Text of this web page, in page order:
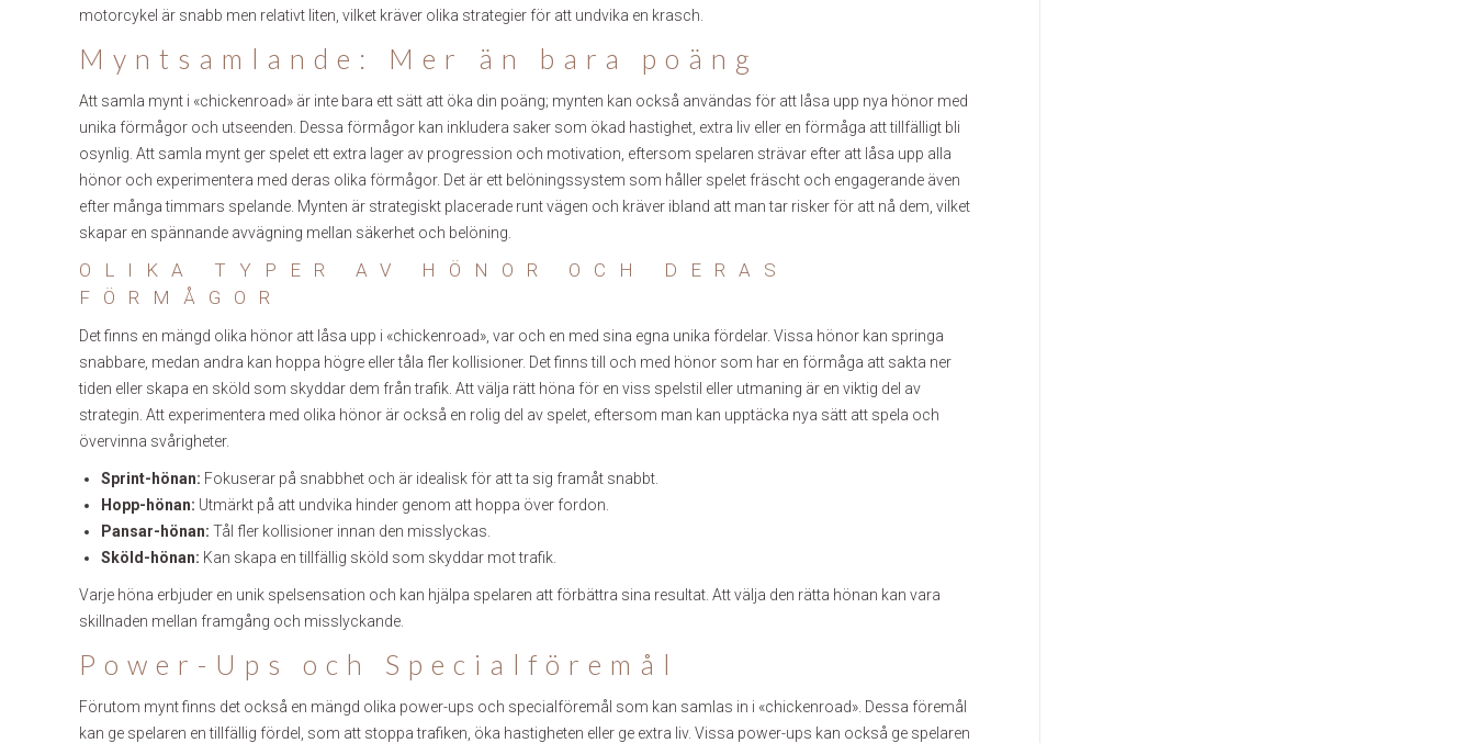
motorcykel är snabb men relativt liten, vilket kräver olika strategier för att undvika en krasch.
Myntsamlande: Mer än bara poäng
Att samla mynt i «chickenroad» är inte bara ett sätt att öka din poäng; mynten kan också användas för att låsa upp nya hönor med
unika förmågor och utseenden. Dessa förmågor kan inkludera saker som ökad hastighet, extra liv eller en förmåga att tillfälligt bli
osynlig. Att samla mynt ger spelet ett extra lager av progression och motivation, eftersom spelaren strävar efter att låsa upp alla
hönor och experimentera med deras olika förmågor. Det är ett belöningssystem som håller spelet fräscht och engagerande även
efter många timmars spelande. Mynten är strategiskt placerade runt vägen och kräver ibland att man tar risker för att nå dem, vilket
skapar en spännande avvägning mellan säkerhet och belöning.
OLIKA TYPER AV HÖNOR OCH DERAS
FÖRMÅGOR
Det finns en mängd olika hönor att låsa upp i «chickenroad», var och en med sina egna unika fördelar. Vissa hönor kan springa
snabbare, medan andra kan hoppa högre eller tåla fler kollisioner. Det finns till och med hönor som har en förmåga att sakta ner
tiden eller skapa en sköld som skyddar dem från trafik. Att välja rätt höna för en viss spelstil eller utmaning är en viktig del av
strategin. Att experimentera med olika hönor är också en rolig del av spelet, eftersom man kan upptäcka nya sätt att spela och
övervinna svårigheter.
Sprint-hönan: Fokuserar på snabbhet och är idealisk för att ta sig framåt snabbt.
Hopp-hönan: Utmärkt på att undvika hinder genom att hoppa över fordon.
Pansar-hönan: Tål fler kollisioner innan den misslyckas.
Sköld-hönan: Kan skapa en tillfällig sköld som skyddar mot trafik.
Varje höna erbjuder en unik spelsensation och kan hjälpa spelaren att förbättra sina resultat. Att välja den rätta hönan kan vara
skillnaden mellan framgång och misslyckande.
Power-Ups och Specialföremål
Förutom mynt finns det också en mängd olika power-ups och specialföremål som kan samlas in i «chickenroad». Dessa föremål
kan ge spelaren en tillfällig fördel, som att stoppa trafiken, öka hastigheten eller ge extra liv. Vissa power-ups kan också ge spelaren